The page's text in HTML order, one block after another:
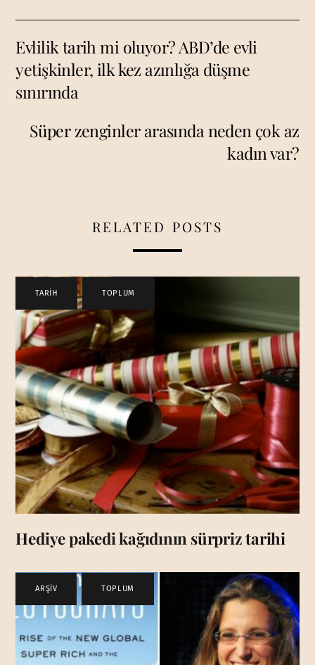
Evlilik tarih mi oluyor? ABD’de evli
yetişkinler, ilk kez azınlığa düşme
sınırında
Süper zenginler arasında neden çok az
kadın var?
RELATED POSTS
TARİH , TOPLUM
Hediye pakedi kağıdının sürpriz tarihi
ARŞİV , TOPLUM